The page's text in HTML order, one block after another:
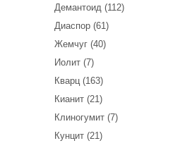
Демантоид (112)
Диаспор (61)
Жемчуг (40)
Иолит (7)
Кварц (163)
Кианит (21)
Клиногумит (7)
Кунцит (21)